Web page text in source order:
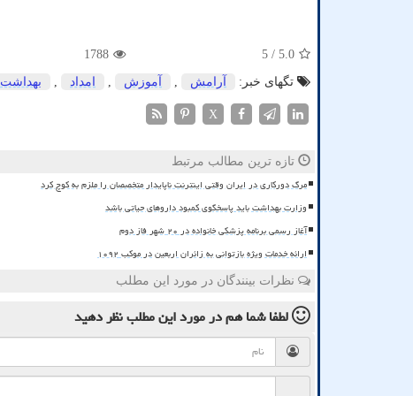
5.0
/ 5
1788
تگهای خبر:
آرامش آموزش امداد بهداشت
X
تازه ترین مطالب مرتبط
مرگ دورکاری در ایران وقتی اینترنت ناپایدار متخصصان را ملزم به کوچ کرد
وزارت بهداشت باید پاسخگوی کمبود داروهای حیاتی باشد
آغاز رسمی برنامه پزشکی خانواده در ۲۰ شهر فاز دوم
ارائه خدمات ویژه بازتوانی به زائران اربعین در موکب ۱۰۹۲
نظرات بینندگان در مورد این مطلب
لطفا شما همدر مورد این مطلبنظر دهید